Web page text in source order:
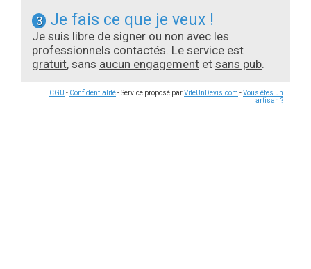
3 Je fais ce que je veux !
Je suis libre de signer ou non avec les
professionnels contactés. Le service est
gratuit, sans aucun engagement et sans pub.
CGU - Confidentialité- Service proposé parViteUnDevis.com -Vous êtes un
artisan ?